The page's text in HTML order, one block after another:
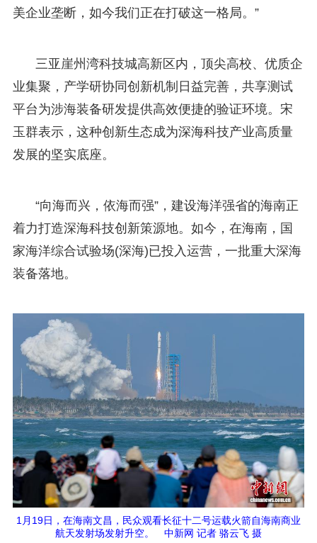
美企业垄断，如今我们正在打破这一格局。”
三亚崖州湾科技城高新区内，顶尖高校、优质企
业集聚，产学研协同创新机制日益完善，共享测试
平台为涉海装备研发提供高效便捷的验证环境。宋
玉群表示，这种创新生态成为深海科技产业高质量
发展的坚实底座。
“向海而兴，依海而强”，建设海洋强省的海南正
着力打造深海科技创新策源地。如今，在海南，国
家海洋综合试验场(深海)已投入运营，一批重大深海
装备落地。
1月19日，在海南文昌，民众观看长征十二号运载火箭自海南商业
航天发射场发射升空。 中新网 记者 骆云飞 摄